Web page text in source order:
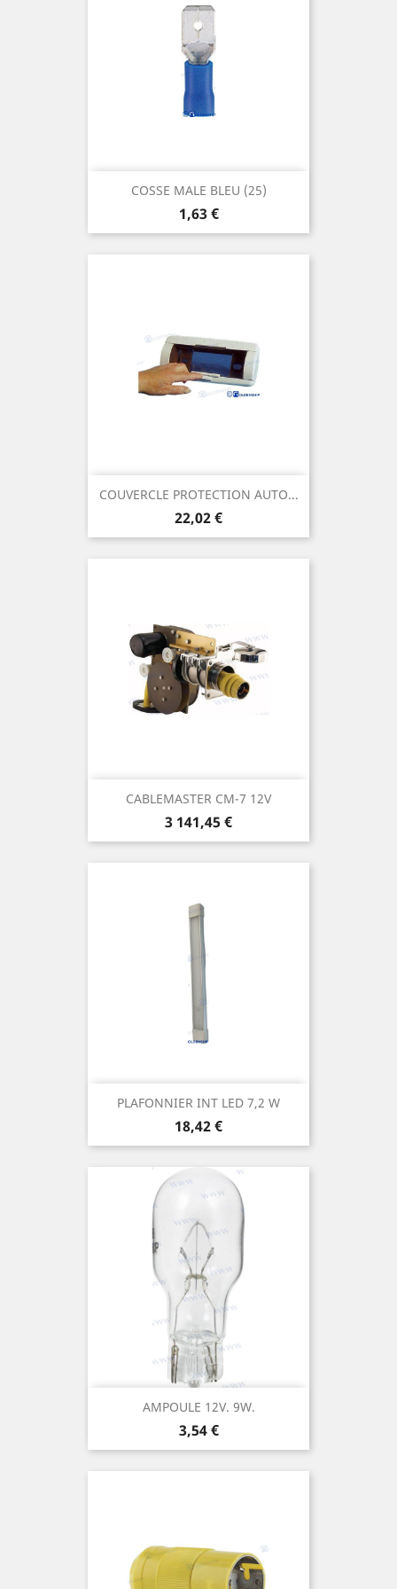
COSSE MALE BLEU (25)
Prix
1,63 €
COUVERCLE PROTECTION AUTO...
Prix
22,02 €
CABLEMASTER CM-7 12V
Prix
3 141,45 €
PLAFONNIER INT LED 7,2 W
Prix
18,42 €
AMPOULE 12V. 9W.
Prix
3,54 €